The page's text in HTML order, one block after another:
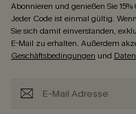
Abonnieren und genießen Sie
Jeder Code ist einmal gültig.
Sie sich damit einverstanden,
E-Mail zu erhalten. Außerdem
Geschäftsbedingungen und